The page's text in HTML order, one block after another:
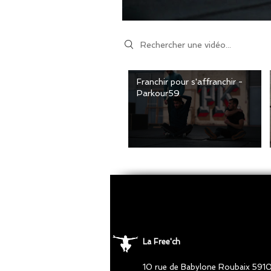
Search videos
Franchir pour s'affranchir -
Parkour59
La Free'ch
10 rue de Babylone Roubaix